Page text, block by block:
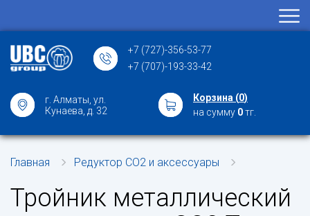
+7 (727)-356-53-77
+7 (707)-193-33-42
г. Алматы, ул.
Кунаева, д. 32
Корзина (0)
на сумму 0тг.
Главная Редуктор СО2 и аксессуары
Тройник металлический